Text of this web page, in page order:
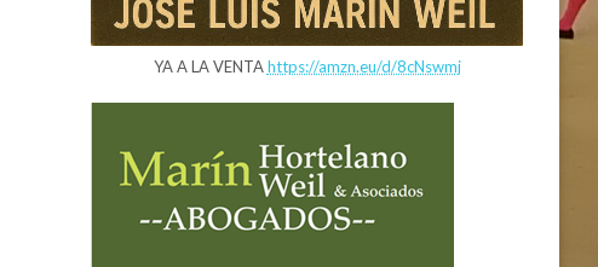
YA A LA VENTAhttps://amzn.eu/d/8cNswmj